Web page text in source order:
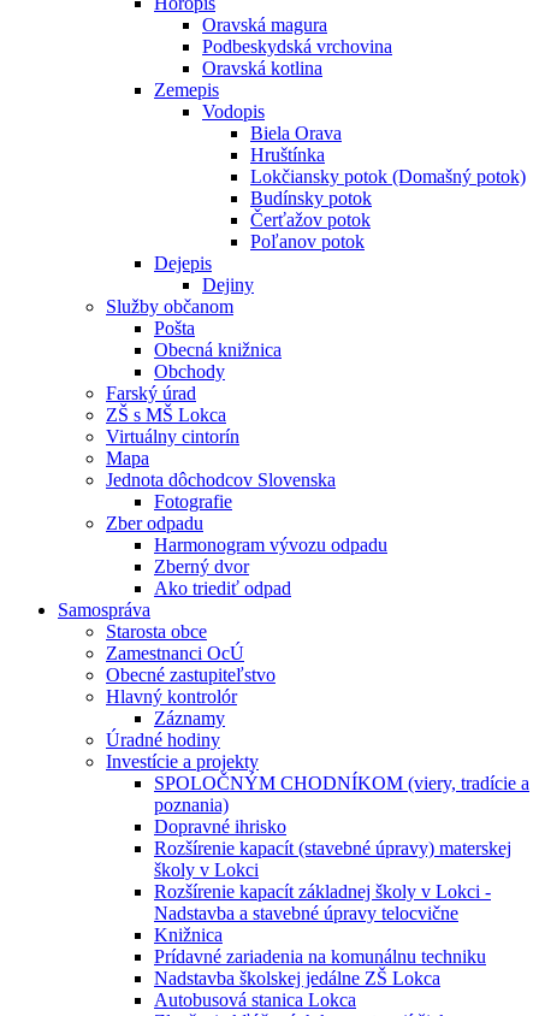
Oravská magura
Podbeskydská vrchovina
Oravská kotlina
Zemepis
Vodopis
Biela Orava
Hruštínka
Lokčiansky potok (Domašný potok)
Budínsky potok
Čerťažov potok
Poľanov potok
Dejepis
Dejiny
Služby občanom
Pošta
Obecná knižnica
Obchody
Farský úrad
ZŠ s MŠ Lokca
Virtuálny cintorín
Mapa
Jednota dôchodcov Slovenska
Fotografie
Zber odpadu
Harmonogram vývozu odpadu
Zberný dvor
Ako triediť odpad
Samospráva
Starosta obce
Zamestnanci OcÚ
Obecné zastupiteľstvo
Hlavný kontrolór
Záznamy
Úradné hodiny
Investície a projekty
SPOLOČNÝM CHODNÍKOM (viery, tradície a
poznania)
Dopravné ihrisko
Rozšírenie kapacít (stavebné úpravy) materskej
školy v Lokci
Rozšírenie kapacít základnej školy v Lokci -
Nadstavba a stavebné úpravy telocvične
Knižnica
Prídavné zariadenia na komunálnu techniku
Nadstavba školskej jedálne ZŠ Lokca
Autobusová stanica Lokca